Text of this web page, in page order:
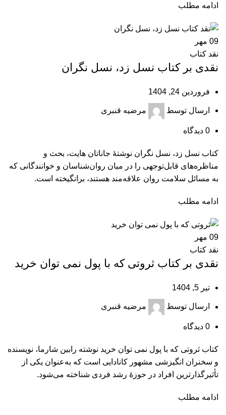
ادامه مطلب
09 مهر
نقد کتاب
نقدی بر کتاب نسل زد، نسل نگران
فروردین 24, 1404
ارسال توسط مرضیه قنبری
0 دیدگاه
کتاب نسل زد، نسل نگران نوشتۀ جاناتان هایت، بحث و
مناظره‌های قابل‌توجهی را در میان روان‌شناسان و خوانندگانی که
به مسائل سلامت روان علاقه‌مند هستند، برانگیخته است.
ادامه مطلب
09 مهر
نقد کتاب
نقدی بر کتاب ثروتی که با پول نمی‌ توان خرید
تیر 5, 1404
ارسال توسط مرضیه قنبری
0 دیدگاه
کتاب ثروتی که با پول نمی‌ توان خرید نوشته رابین شارما، نویسنده
و سخنران انگیزشی مشهور کانادایی است که به‌عنوان یکی از
تأثیرگذارترین افراد در حوزۀ رشد فردی شناخته می‌شود.
ادامه مطلب